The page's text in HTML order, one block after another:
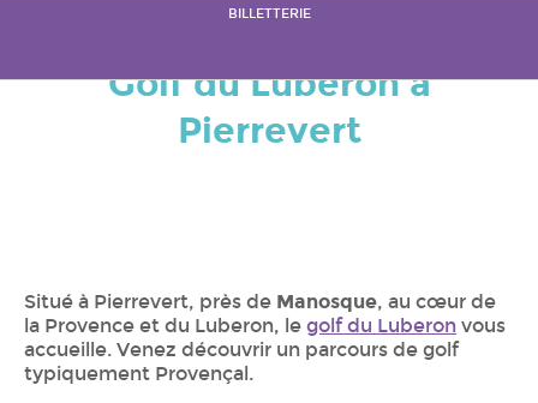
BILLETTERIE
Golf du Luberon à
Pierrevert
Situé à Pierrevert, près de Manosque, au cœur de
la Provence et du Luberon, le golf du Luberon vous
accueille. Venez découvrir un parcours de golf
typiquement Provençal.